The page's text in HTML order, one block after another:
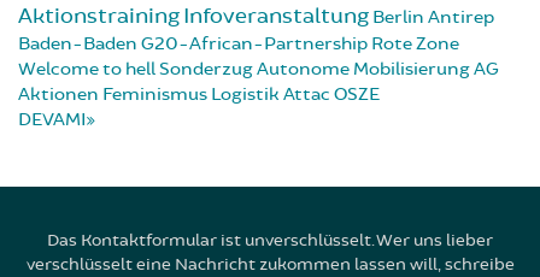
AktionstrainingInfoveranstaltung Berlin Antirep
Baden-Baden G20-African-Partnership Rote Zone
Welcome to hellSonderzugAutonome MobilisierungAG
Aktionen Feminismus Logistik Attac OSZE
DEVAMI
Das Kontaktformular ist unverschlüsselt. Wer uns lieber
verschlüsselt eine Nachricht zukommen lassen will, schreibe